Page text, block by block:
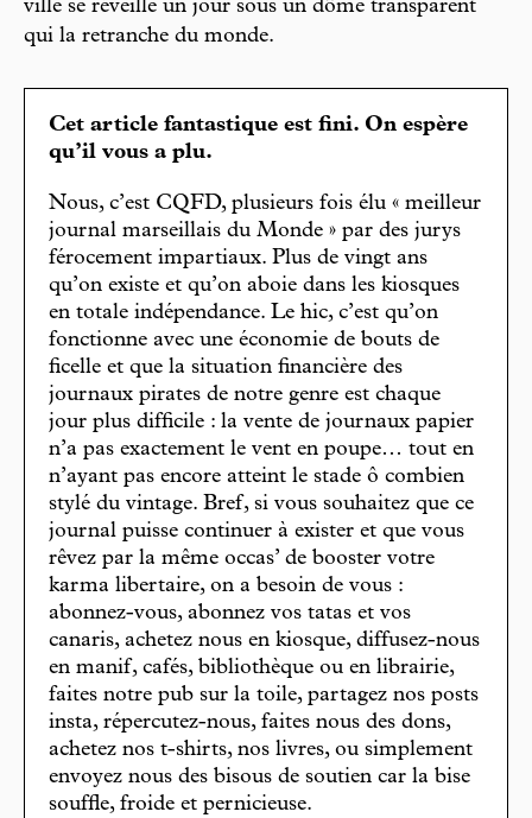
ville se réveille un jour sous un dôme transparent
qui la retranche du monde.
Cet article fantastique est fini. On espère
qu’il vous a plu.
Nous, c’est CQFD, plusieurs fois élu « meilleur
journal marseillais du Monde » par des jurys
férocement impartiaux. Plus de vingt ans
qu’on existe et qu’on aboie dans les kiosques
en totale indépendance. Le hic, c’est qu’on
fonctionne avec une économie de bouts de
ficelle et que la situation financière des
journaux pirates de notre genre est chaque
jour plus difficile : la vente de journaux papier
n’a pas exactement le vent en poupe… tout en
n’ayant pas encore atteint le stade ô combien
stylé du vintage. Bref, si vous souhaitez que ce
journal puisse continuer à exister et que vous
rêvez par la même occas’ de booster votre
karma libertaire, on a besoin de vous :
abonnez-vous, abonnez vos tatas et vos
canaris, achetez nous en kiosque, diffusez-nous
en manif, cafés, bibliothèque ou en librairie,
faites notre pub sur la toile, partagez nos posts
insta, répercutez-nous, faites nous des dons,
achetez nos t-shirts, nos livres, ou simplement
envoyez nous des bisous de soutien car la bise
souffle, froide et pernicieuse.